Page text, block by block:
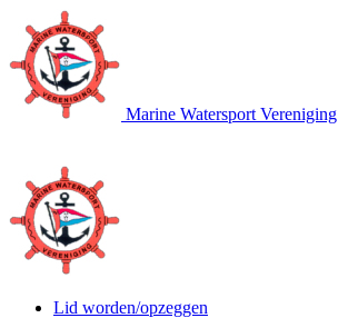
Marine Watersport Vereniging
Lid worden/opzeggen